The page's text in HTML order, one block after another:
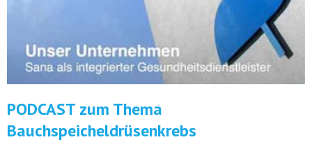
PODCAST zum Thema
Bauchspeicheldrüsenkrebs